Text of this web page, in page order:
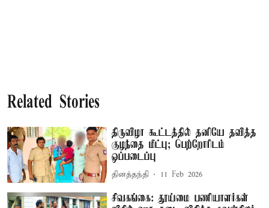
Related Stories
திருவிழா கூட்டத்தில் தனியே தவித்த
குழந்தை மீட்பு; பெற்றோரிடம்
ஒப்படைப்பு
தினத்தந்தி 11 Feb 2026
சிவகங்கை: தூய்மை பணியாளர்கள்